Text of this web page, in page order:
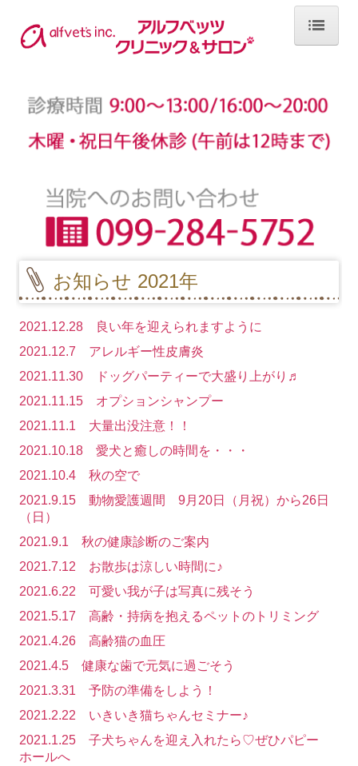
お知らせ
お知らせ 2025年
お知らせ 2022年
お知らせ 2021年
お知らせ 2020年
お知らせ 2018年
お知らせ 2015年
医院案内
スタッフ紹介
求人情報
診療案内
歯科検診
alfvet's salon
トリミング ALF VET's SPA
お知らせ 2021年
2021.12.28 良い年を迎えられますように
2021.12.7 アレルギー性皮膚炎
2021.11.30 ドッグパーティーで大盛り上がり♬
2021.11.15 オプションシャンプー
2021.11.1 大量出没注意！！
2021.10.18 愛犬と癒しの時間を・・・
2021.10.4 秋の空で
2021.9.15 動物愛護週間 9月20日（月祝）から26日
（日）
2021.9.1 秋の健康診断のご案内
2021.7.12 お散歩は涼しい時間に♪
2021.6.22 可愛い我が子は写真に残そう
2021.5.17 高齢・持病を抱えるペットのトリミング
2021.4.26 高齢猫の血圧
2021.4.5 健康な歯で元気に過ごそう
2021.3.31 予防の準備をしよう！
2021.2.22 いきいき猫ちゃんセミナー♪
2021.1.25 子犬ちゃんを迎え入れたら♡ぜひパピー
ホールへ